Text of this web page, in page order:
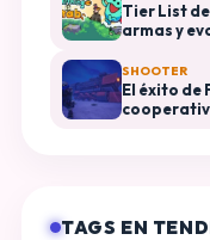
Tier List
armas y
SHOOTER
El éxito de
TAGS EN